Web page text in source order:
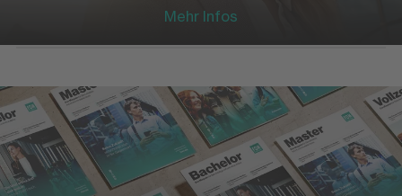
Mehr Infos